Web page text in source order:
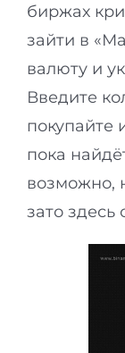
биржах
зайти в
валюту и
Введите
покупайте
пока
возможно,
зато здесь